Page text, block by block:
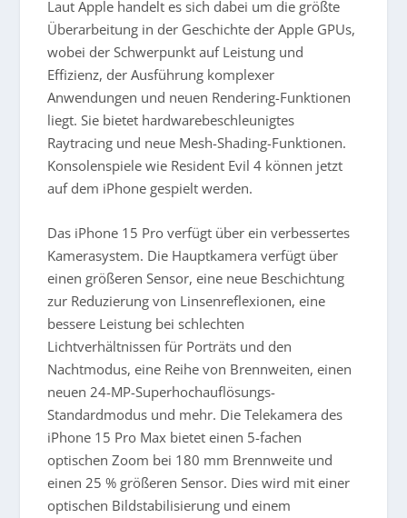
Laut Apple handelt es sich dabei um die größte
Überarbeitung in der Geschichte der Apple GPUs,
wobei der Schwerpunkt auf Leistung und
Effizienz, der Ausführung komplexer
Anwendungen und neuen Rendering-Funktionen
liegt. Sie bietet hardwarebeschleunigtes
Raytracing und neue Mesh-Shading-Funktionen.
Konsolenspiele wie Resident Evil 4 können jetzt
auf dem iPhone gespielt werden.
Das iPhone 15 Pro verfügt über ein verbessertes
Kamerasystem. Die Hauptkamera verfügt über
einen größeren Sensor, eine neue Beschichtung
zur Reduzierung von Linsenreflexionen, eine
bessere Leistung bei schlechten
Lichtverhältnissen für Porträts und den
Nachtmodus, eine Reihe von Brennweiten, einen
neuen 24-MP-Superhochauflösungs-
Standardmodus und mehr. Die Telekamera des
iPhone 15 Pro Max bietet einen 5-fachen
optischen Zoom bei 180 mm Brennweite und
einen 25 % größeren Sensor. Dies wird mit einer
optischen Bildstabilisierung und einem